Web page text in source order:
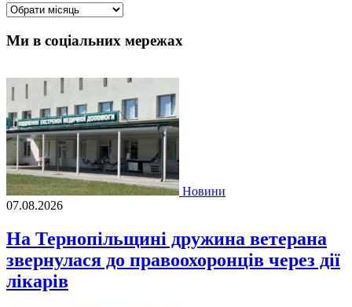
Архіви
Ми в соціальних мережах
Новини
07.08.2026
На Тернопільщині дружина ветерана
звернулася до правоохоронців через дії
лікарів